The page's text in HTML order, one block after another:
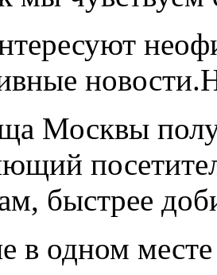
Москвы
быстрее
в одном